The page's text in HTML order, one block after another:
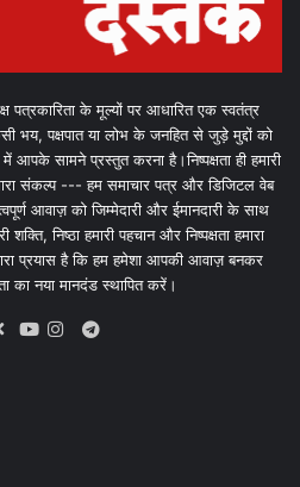
पत्रकारिता के मूल्यों पर आधारित एक स्वतंत्र
भय, पक्षपात या लोभ के जनहित से जुड़े मुद्दों को
सामने प्रस्तुत करना है।निष्पक्षता ही हमारी
संकल्प --- हम समाचार पत्र और डिजिटल वेब
आवाज़ को जिम्मेदारी और ईमानदारी के साथ
निष्ठा हमारी पहचान और निष्पक्षता हमारा
प्रयास है कि हम हमेशा आपकी आवाज़ बनकर
का नया मानदंड स्थापित करें।
X
Telegram